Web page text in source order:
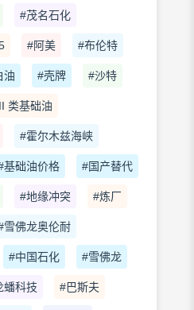
#茂名石化
#阿美 #布伦特
油 #壳牌 #沙特
类基础油
#霍尔木兹海峡
基础油价格 #国产替代
#地缘冲突 #炼厂
雪佛龙奥伦耐
#中国石化 #雪佛龙
蟠科技 #巴斯夫